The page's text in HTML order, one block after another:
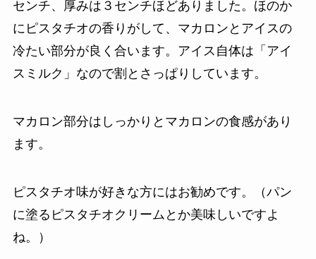
センチ、厚みは３センチほどありました。ほのか
にピスタチオの香りがして、マカロンとアイスの
冷たい部分が良く合います。アイス自体は「アイ
スミルク」なので割とさっぱりしています。
マカロン部分はしっかりとマカロンの食感があり
ます。
ピスタチオ味が好きな方にはお勧めです。（パン
に塗るピスタチオクリームとか美味しいですよ
ね。）